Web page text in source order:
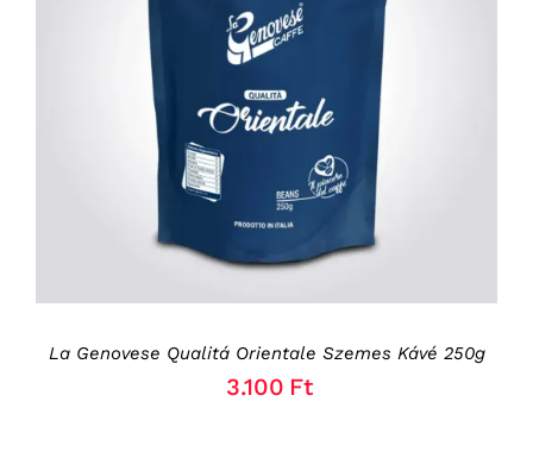
KOSÁRBA TESZEM RÉSZLETEK
La Genovese Qualitá Orientale Szemes Kávé 250g
3.100 Ft